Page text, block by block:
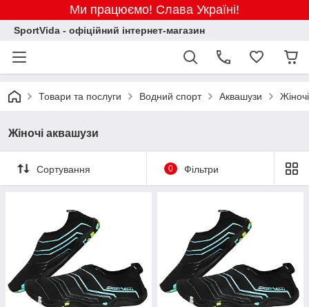
Ми працюємо! Слава Україні!
SportVida - офіційний інтернет-магазин
Товари та послуги Водний спорт Аквашузи
Жіночі аквашузи
Сортування 0 Фільтри